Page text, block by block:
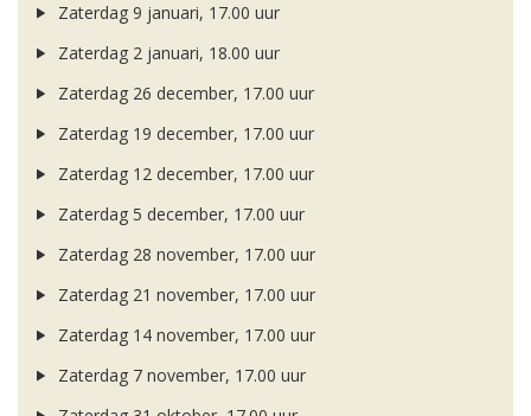
Zaterdag 9 januari, 17.00 uur
Zaterdag 2 januari, 18.00 uur
Zaterdag 26 december, 17.00 uur
Zaterdag 19 december, 17.00 uur
Zaterdag 12 december, 17.00 uur
Zaterdag 5 december, 17.00 uur
Zaterdag 28 november, 17.00 uur
Zaterdag 21 november, 17.00 uur
Zaterdag 14 november, 17.00 uur
Zaterdag 7 november, 17.00 uur